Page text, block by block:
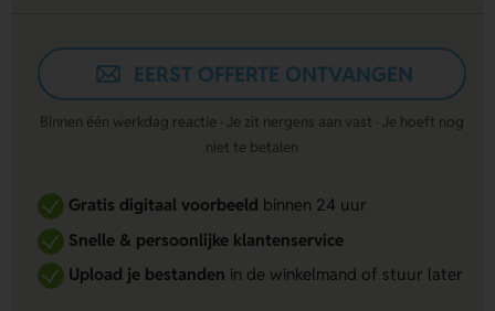
EERST OFFERTE ONTVANGEN
Binnen één werkdag reactie · Je zit nergens aan vast · Je hoeft nog
niet te betalen
Gratis digitaal voorbeeldbinnen 24 uur
Snelle & persoonlijke klantenservice
Upload je bestanden in de winkelmand of stuur later